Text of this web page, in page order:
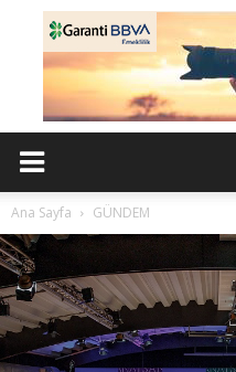
Ana Sayfa GÜNDEM